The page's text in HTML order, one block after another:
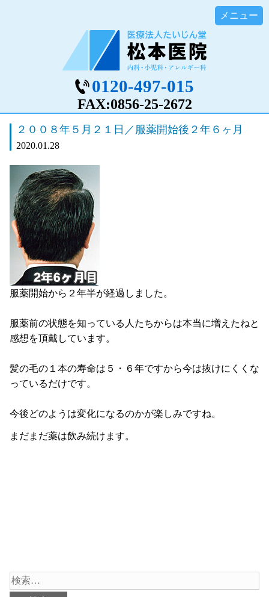
0120-497-015
FAX:0856-25-2672
２００８年５月２１日／服薬開始後２年６ヶ月
2020.01.28
服薬開始から２年半が経過しました。
服薬前の状態を知っている人たちからは本当に増えたねと
感想を頂戴しています。
髪の毛の１本の寿命は５・６年ですから今は抜けにくくな
っているだけです。
今後どのようは変化になるのかが楽しみですね。
まだまだ薬は飲み続けます。